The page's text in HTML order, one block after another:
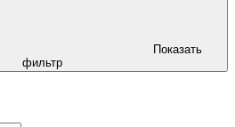
Показать
фильтр